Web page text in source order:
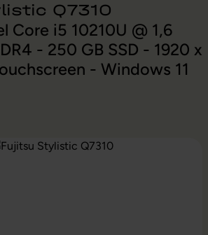
Q7310
Core i5 10210U @ 1,6
- 250 GB SSD - 1920 x
- Windows 11